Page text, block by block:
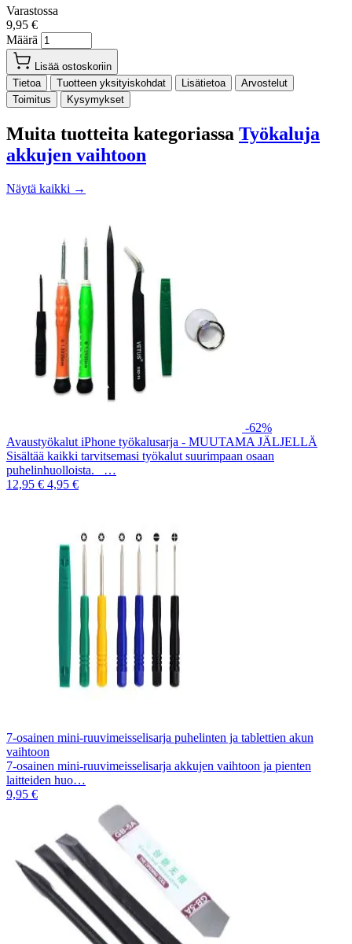
Varastossa
9,95 €
Määrä
Lisää ostoskoriin
Tietoa
Tuotteen yksityiskohdat Lisätietoa
Arvostelut
Toimitus
Kysymykset
Muita tuotteita kategoriassa Työkaluja
akkujen vaihtoon
Näytä kaikki →
-62%
Avaustyökalut iPhone työkalusarja - MUUTAMA JÄLJELLÄ
Sisältää kaikki tarvitsemasi työkalut suurimpaan osaan
puhelinhuolloista. …
12,95 € 4,95 €
7-osainen mini-ruuvimeisselisarja puhelinten ja tablettien akun
vaihtoon
7-osainen mini-ruuvimeisselisarja akkujen vaihtoon ja pienten
laitteiden huo…
9,95 €